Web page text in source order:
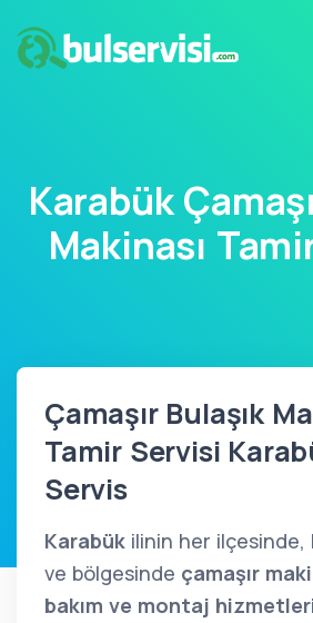
Karabük
Makinası
Çamaşır Bulaşık
Tamir Servisi
Servis
Karabük ilinin her
ve bölgesinde çamaşır
bakım ve montaj